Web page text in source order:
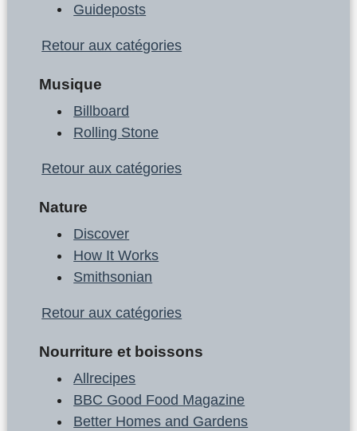
Guideposts
Retour aux catégories
Musique
Billboard
Rolling Stone
Retour aux catégories
Nature
Discover
How It Works
Smithsonian
Retour aux catégories
Nourriture et boissons
Allrecipes
BBC Good Food Magazine
Better Homes and Gardens